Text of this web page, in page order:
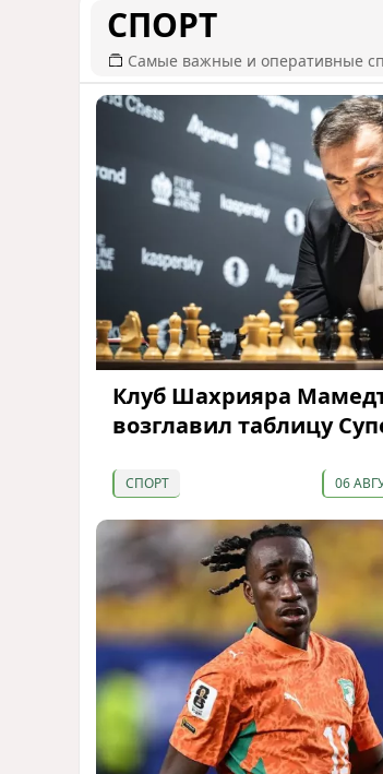
СПОРТ
Самые важные и оперативные
Клуб Шахрияра
возглавил таблицу
СПОРТ 06